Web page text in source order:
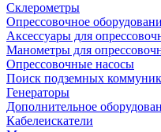
Склерометры
Опрессовочное
Аксессуары для
Манометры для
Опрессовочные насосы
Поиск подземных
Генераторы
Дополнительное
Кабелеискатели